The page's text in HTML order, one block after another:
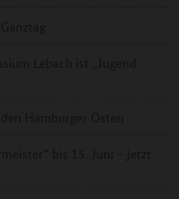
Lebach ist „Jugend
Hamburger Osten
bis 15. Juni – jetzt